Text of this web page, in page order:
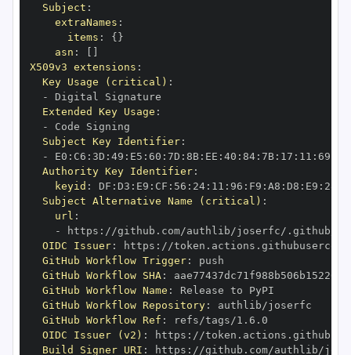
Subject :
extraNames :
items : { }
asn :
X509v3 extensions :
Key Usage (critical) :
-
Extended Key Usage :
-
Subject Key Identifier:
-
E0 : C6 : 3D : 49 : E5 : 60 : 7D : 8B: EE : 40 : 84: 7B: 17 : 11 : 69
Authority Key Identifier:
keyid : DF : D3 : E9 : CF : 56 : 24: 11 : 96 : F9 : A8 : D8 : E9 : 28
Subject Alternative Name (critical) :
url :
-
https :
OIDC Issuer: https :
GitHub Workflow Trigger:
GitHub Workflow SHA:
GitHub Workflow Name :
GitHub Workflow Repository:
GitHub Workflow Ref :
OIDC Issuer (v2) : https :
Build Signer URI : https :